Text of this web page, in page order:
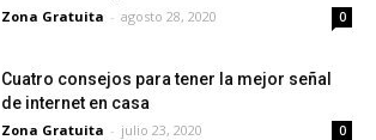
Zona Gratuita - agosto 28, 2020 0
Cuatro consejos para tener la mejor señal
de internet en casa
Zona Gratuita - julio 23, 2020 0